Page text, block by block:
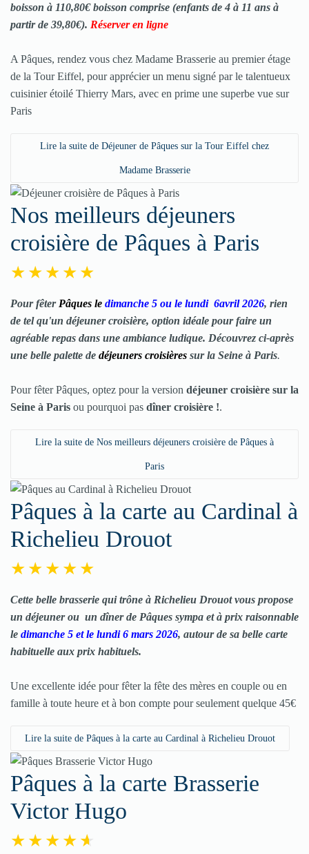
boisson à 110,80€ boisson comprise (enfants de 4 à 11 ans à
partir de 39,80€). Réserver en ligne
A Pâques, rendez vous chez Madame Brasserie au premier étage
de la Tour Eiffel, pour apprécier un menu signé par le talentueux
cuisinier étoilé Thierry Mars, avec en prime une superbe vue sur
Paris
Lire la suite de Déjeuner de Pâques sur la Tour Eiffel chez
Madame Brasserie
Nos meilleurs déjeuners
croisière de Pâques à Paris
Pour fêter Pâques le dimanche 5 ou le lundi 6avril2026, rien
de tel qu'un déjeuner croisière, option idéale pour faire un
agréable repas dans une ambiance ludique. Découvrez ci-après
une belle palette de déjeuners croisières sur la Seine à Paris.
Pour fêter Pâques, optez pour la version déjeuner croisière sur la
Seine à Paris ou pourquoi pas dîner croisière !.
Lire la suite de Nos meilleurs déjeuners croisière de Pâques à
Paris
Pâques à la carte au Cardinal à
Richelieu Drouot
Cette belle brasserie qui trône à Richelieu Drouot vous propose
un déjeuner ou un dîner de Pâques sympa et à prix raisonnable
le dimanche 5 et le lundi 6 mars 2026, autour de sa belle carte
habituelle aux prix habituels.
Une excellente idée pour fêter la fête des mères en couple ou en
famille à toute heure et à bon compte pour seulement quelque 45€
Lire la suite de Pâques à la carte au Cardinal à Richelieu Drouot
Pâques à la carte Brasserie
Victor Hugo